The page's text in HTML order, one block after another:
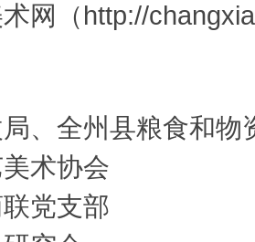
网（http://
、全州县粮食和物
术协会
党支部